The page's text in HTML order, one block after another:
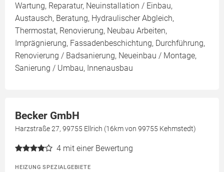
Wartung, Reparatur, Neuinstallation / Einbau,
Austausch, Beratung, Hydraulischer Abgleich,
Thermostat, Renovierung, Neubau Arbeiten,
Imprägnierung, Fassadenbeschichtung, Durchführung,
Renovierung / Badsanierung, Neueinbau / Montage,
Sanierung / Umbau, Innenausbau
Becker GmbH
Harzstraße 27, 99755 Ellrich (16km von 99755 Kehmstedt)
4 mit einer Bewertung
HEIZUNG SPEZIALGEBIETE